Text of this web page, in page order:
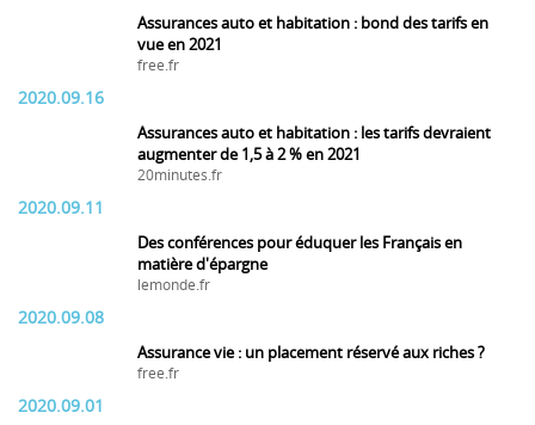
Assurances auto et habitation : bond des tarifs en
vue en 2021
free.fr
2020.09.16
Assurances auto et habitation : les tarifs devraient
augmenter de 1,5 à 2 % en 2021
20minutes.fr
2020.09.11
Des conférences pour éduquer les Français en
matière d'épargne
lemonde.fr
2020.09.08
Assurance vie : un placement réservé aux riches ?
free.fr
2020.09.01